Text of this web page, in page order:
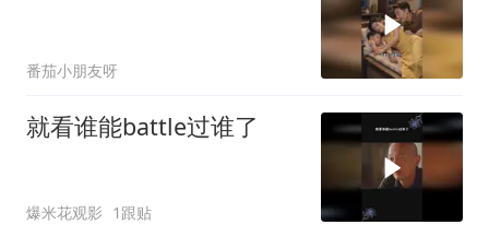
番茄小朋友呀
就看谁能battle过谁了
爆米花观影 1跟贴